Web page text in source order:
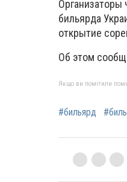
Организаторы
бильярда
открытие
Об этом
Якщо ви помітили
#бильярд